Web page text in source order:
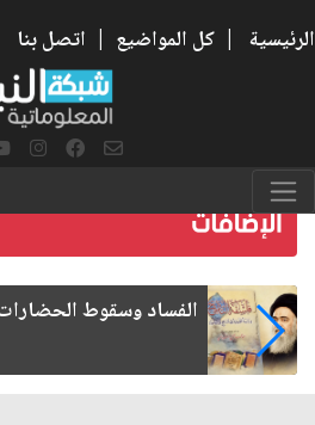
الرئيسية | كل المواضيع | اتصل بنا
رواتب الموظفين